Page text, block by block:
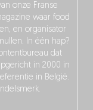
onze Franse
waar food
en organisator
In één hap?
dat
in 2000 in
in België.